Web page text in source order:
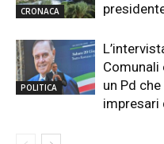
CRONACA
POLITICA
Comunali
un Pd
impresari